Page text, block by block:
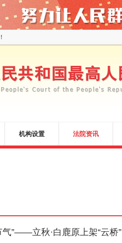
机构设置 法院资讯
气”——立秋·白鹿原上架“云桥”